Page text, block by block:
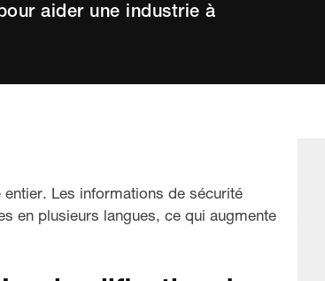
aider une industrie à
Les informations de sécurité
en plusieurs langues, ce qui augmente